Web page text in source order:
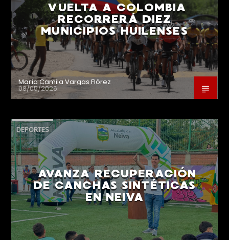
VUELTA A COLOMBIA
RECORRERÁ DIEZ
MUNICIPIOS HUILENSES
María Camila Vargas Flórez
08/05/2026
DEPORTES
AVANZA RECUPERACIÓN
DE CANCHAS SINTÉTICAS
EN NEIVA